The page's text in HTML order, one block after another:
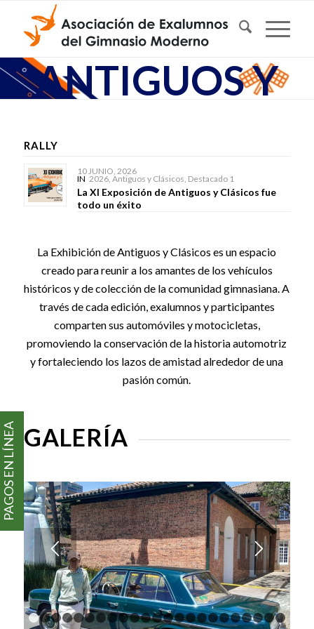
ANTIGUOS Y
RALLY
10 JUNIO, 2026
IN 2026, Antiguos y Clásicos, Destacado 1
La XI Exposición de Antiguos y Clásicos fue
todo un éxito
La Exhibición de Antiguos y Clásicos es un espacio
creado para reunir a los amantes de los vehículos
históricos y de colección de la comunidad gimnasiana. A
través de cada edición, exalumnos y participantes
comparten sus automóviles y motocicletas,
promoviendo la conservación de la historia automotriz
y fortaleciendo los lazos de amistad alrededor de una
pasión común.
GALERÍA
1 2 3 4 5 6 7 8 9 1011121314151617
PAGOS EN LÍNEA